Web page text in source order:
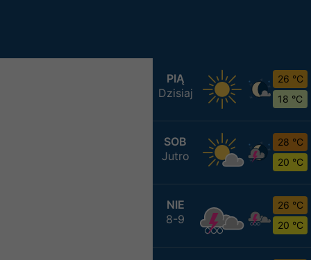
PIĄ
Dzisiaj
26 °C
18 °C
SOB
Jutro
28 °C
20 °C
NIE
8-9
26 °C
20 °C